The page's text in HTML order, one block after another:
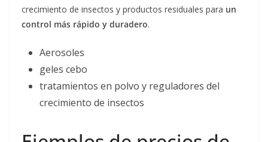
crecimiento de insectos y productos residuales para un
control más rápido y duradero.
Aerosoles
geles cebo
tratamientos en polvo y reguladores del
crecimiento de insectos